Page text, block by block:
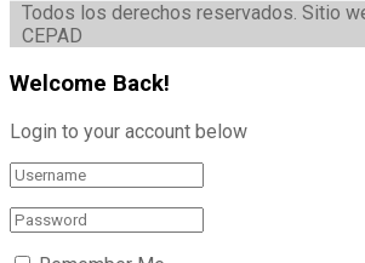
Todos los derechos reservados. Sitio
CEPAD
Welcome Back!
Login to your account below